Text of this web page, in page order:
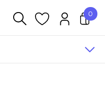
0